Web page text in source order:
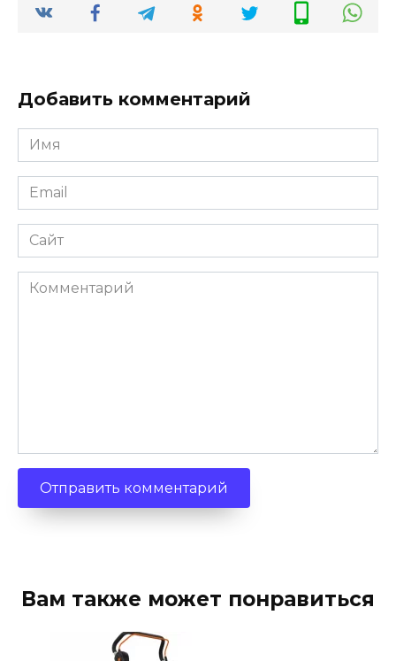
Добавить комментарий
Имя
Email
Сайт
Комментарий
Вам также может понравиться